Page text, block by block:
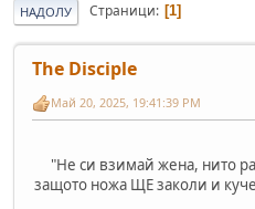
НАДОЛУ Страници 1
The Disciple
Май 20, 2025, 19:41:39 PM
"Не си взимай жена, нито
защото ножа ЩЕ заколи и